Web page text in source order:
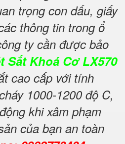
trọng con dấu, giấy
thông tin trong ổ
ty cần được bảo
Sắt Khoá Cơ LX570
cao cấp với tính
1000-1200 độ C,
khi xâm phạm
của bạn an toàn